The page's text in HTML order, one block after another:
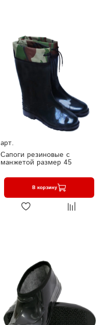
арт.
Сапоги резиновые с
манжетой размер 45
В корзину